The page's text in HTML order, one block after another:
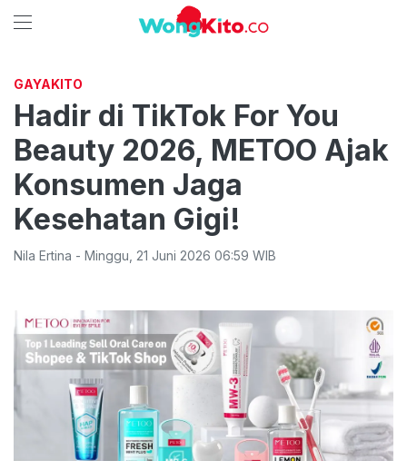
GAYAKITO
Hadir di TikTok For You
Beauty 2026, METOO Ajak
Konsumen Jaga
Kesehatan Gigi!
Nila Ertina - Minggu 21 Juni 2026 06:59 WIB